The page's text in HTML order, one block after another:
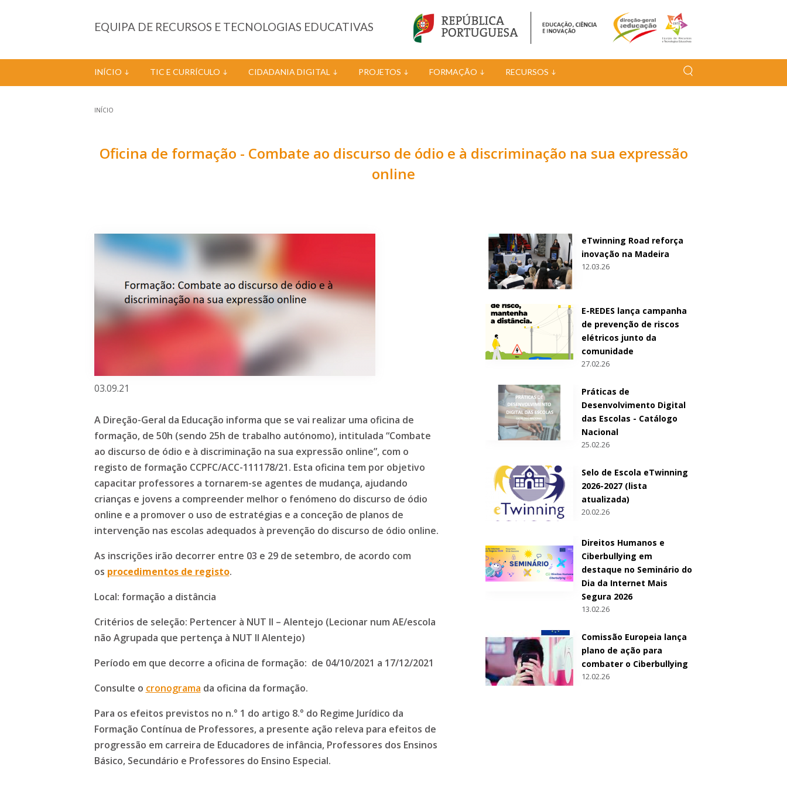
EQUIPA DE RECURSOS E TECNOLOGIAS EDUCATIVAS
INÍCIO TIC E CURRÍCULO CIDADANIA DIGITAL PROJETOS FORMAÇÃO RECURSOS
INÍCIO
Oficina de formação - Combate ao discurso de ódio e à discriminação na sua expressão
online
03.09.21
A Direção-Geral da Educação informa que se vai realizar uma oficina de
formação, de 50h (sendo 25h de trabalho autónomo), intitulada “Combate
ao discurso de ódio e à discriminação na sua expressão online”, com o
registo de formação CCPFC/ACC-111178/21. Esta oficina tem por objetivo
capacitar professores a tornarem-se agentes de mudança, ajudando
crianças e jovens a compreender melhor o fenómeno do discurso de ódio
online ​e a promover o uso de estratégias e a conceção de planos de
intervenção nas escolas adequados à prevenção do discurso de ódio online.
As inscrições irão decorrer entre 03 e 29 de setembro​,de acordo com
os procedimentos de registo.
Local: formação a distância
Critérios de seleção: Pertencer à NUT II – Alentejo (Lecionar num AE/escola
não Agrupada que pertença à NUT II Alentejo)
Período em que decorre a oficina de formação: ​de 04/10/2021 a 17/12/2021
Consulte o cronograma da oficina da formação.
Para os efeitos previstos no n.° 1 do artigo 8.° do Regime Jurídico da
Formação Contínua de Professores, a presente ação releva para efeitos de
progressão em carreira de Educadores de infância, Professores dos Ensinos
Básico, Secundário e Professores do Ensino Especial.
eTwinning Road reforça
inovação na Madeira
12.03.26
E-REDES lança campanha
de prevenção de riscos
elétricos junto da
comunidade
27.02.26
Práticas de
Desenvolvimento Digital
das Escolas - Catálogo
Nacional
25.02.26
Selo de Escola eTwinning
2026-2027 (lista
atualizada)
20.02.26
Direitos Humanos e
Ciberbullying em
destaque no Seminário do
Dia da Internet Mais
Segura 2026
13.02.26
Comissão Europeia lança
plano de ação para
combater o Ciberbullying
12.02.26